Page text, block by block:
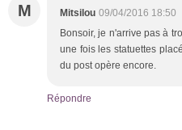
M Mitsilou 09/04/2016 18:50
Bonsoir, je n'arrive pas à
une fois les statuettes
du post opère encore.
Répondre